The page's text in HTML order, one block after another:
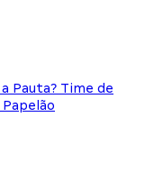
a Pauta? Time de